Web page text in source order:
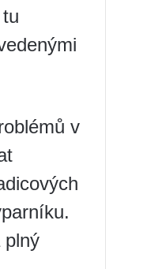
v
plný